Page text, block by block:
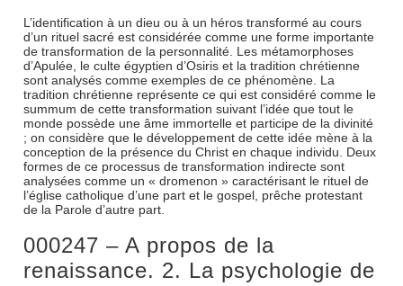
L’identification à un dieu ou à un héros transformé au cours
d’un rituel sacré est considérée comme une forme importante
de transformation de la personnalité. Les métamorphoses
d’Apulée, le culte égyptien d’Osiris et la tradition chrétienne
sont analysés comme exemples de ce phénomène. La
tradition chrétienne représente ce qui est considéré comme le
summum de cette transformation suivant l’idée que tout le
monde possède une âme immortelle et participe de la divinité
; on considère que le développement de cette idée mène à la
conception de la présence du Christ en chaque individu. Deux
formes de ce processus de transformation indirecte sont
analysées comme un « dromenon » caractérisant le rituel de
l’église catholique d’une part et le gospel, prêche protestant
de la Parole d’autre part.
000247 – A propos de la
renaissance. 2. La psychologie de